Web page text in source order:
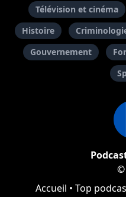
Télévision et cinéma
Histoire
Gouvernement
©
Accueil • Top